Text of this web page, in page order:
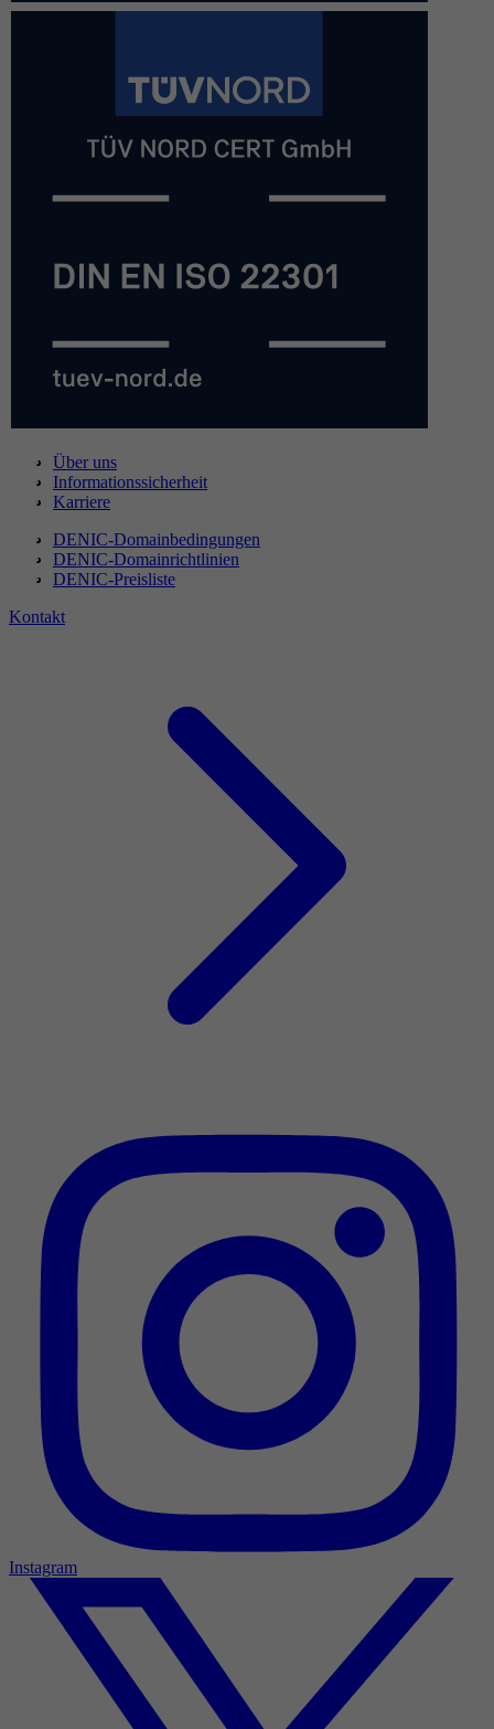
Über uns
Informationssicherheit
Karriere
DENIC-Domainbedingungen
DENIC-Domainrichtlinien
DENIC-Preisliste
Kontakt
Instagram